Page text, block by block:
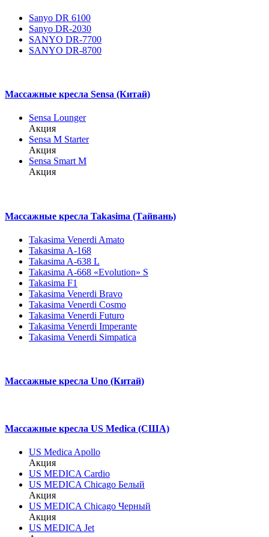
Sanyo DR 6100
Sanyo DR-2030
SANYO DR-7700
SANYO DR-8700
Массажные кресла Sensa (Китай)
Sensa Lounger
Акция
Sensa M Starter
Акция
Sensa Smart M
Акция
Массажные кресла Takasima (Тайвань)
Takasima Venerdi Amato
Takasima A-168
Takasima A-638 L
Takasima A-668 «Evolution» S
Takasima F1
Takasima Venerdi Bravo
Takasima Venerdi Cosmo
Takasima Venerdi Futuro
Takasima Venerdi Imperante
Takasima Venerdi Simpatica
Массажные кресла Uno (Китай)
Массажные кресла US Medica (США)
US Medica Apollo
Акция
US MEDICA Cardio
US MEDICA Chicago Белый
Акция
US MEDICA Chicago Черный
Акция
US MEDICA Jet